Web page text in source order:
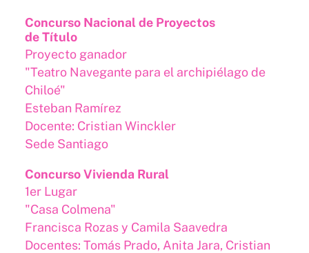
Concurso Nacional de Proyectos
de Título
Proyecto ganador
"Teatro Navegante para el archipiélago de
Chiloé"
Esteban Ramírez
Docente: Cristian Winckler
Sede Santiago
Concurso Vivienda Rural
1er Lugar
"Casa Colmena"
Francisca Rozas y Camila Saavedra
Docentes: Tomás Prado, Anita Jara, Cristian